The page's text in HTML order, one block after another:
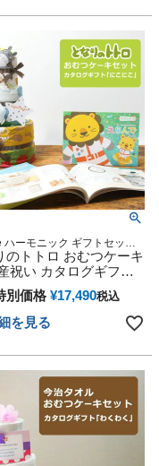
三 初節句 子供の日 ギ
ット 人気 端午の節句
り 男の子 女の子
ハーモニック ギフトセット
ト ラッピング メッセージカ
のトトロ おむつケーキ
祝い カタログギフト
で にこにこ セット 思
ちゃん 子供 出産 マタ
フォト パパ ママ ベイ
父さん お母さん クリ
セット 人気 端午の節
祭り 男の子 女の子
別価格 ¥17,490税込
を見る